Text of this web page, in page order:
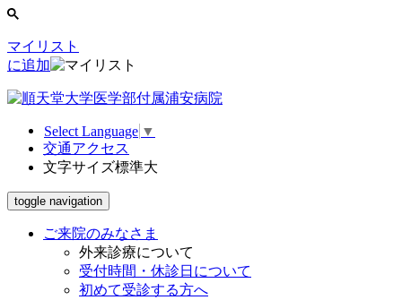
マイリスト
に追加
Select Language ▼
交通アクセス
文字サイズ標準大
toggle navigation
ご来院のみなさま
外来診療について
受付時間・休診日について
初めて受診する方へ